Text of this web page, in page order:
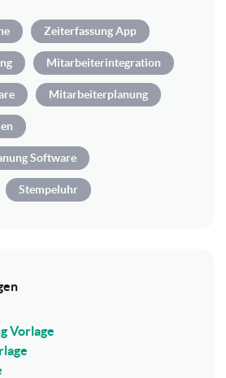
Zeiterfassung App
Mitarbeiterintegration
Mitarbeiterplanung
Software
Stempeluhr
Vorlage